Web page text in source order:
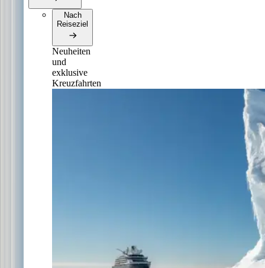
Nach
Reiseziel
Neuheiten
und
exklusive
Kreuzfahrten